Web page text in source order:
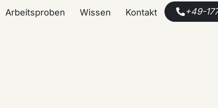
Arbeitsproben Wissen Kontakt +49-